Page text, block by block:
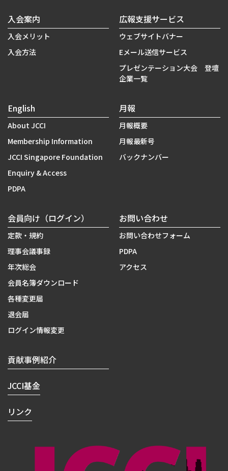
入会案内
入会メリット
入会方法
広報支援サービス
ウェブサイトバナー
Eメール送信サービス
プレゼンテーション大会 登壇
企業一覧
English
About JCCI
Membership Information
JCCI Singapore Foundation
Enquiry & Access
PDPA
月報
月報概要
月報最新号
バックナンバー
会員向け（ログイン）
定款・規約
理事会議事録
年次総会
会員名簿ダウンロード
各種変更届
退会届
ログイン情報変更
お問い合わせ
お問い合わせフォーム
PDPA
アクセス
貢献事例紹介
JCCI基金
リンク